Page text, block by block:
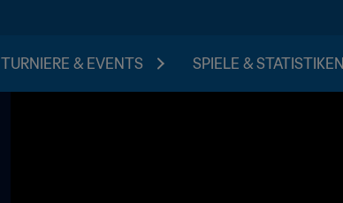
TURNIERE & EVENTS SPIELE & STATISTIKEN